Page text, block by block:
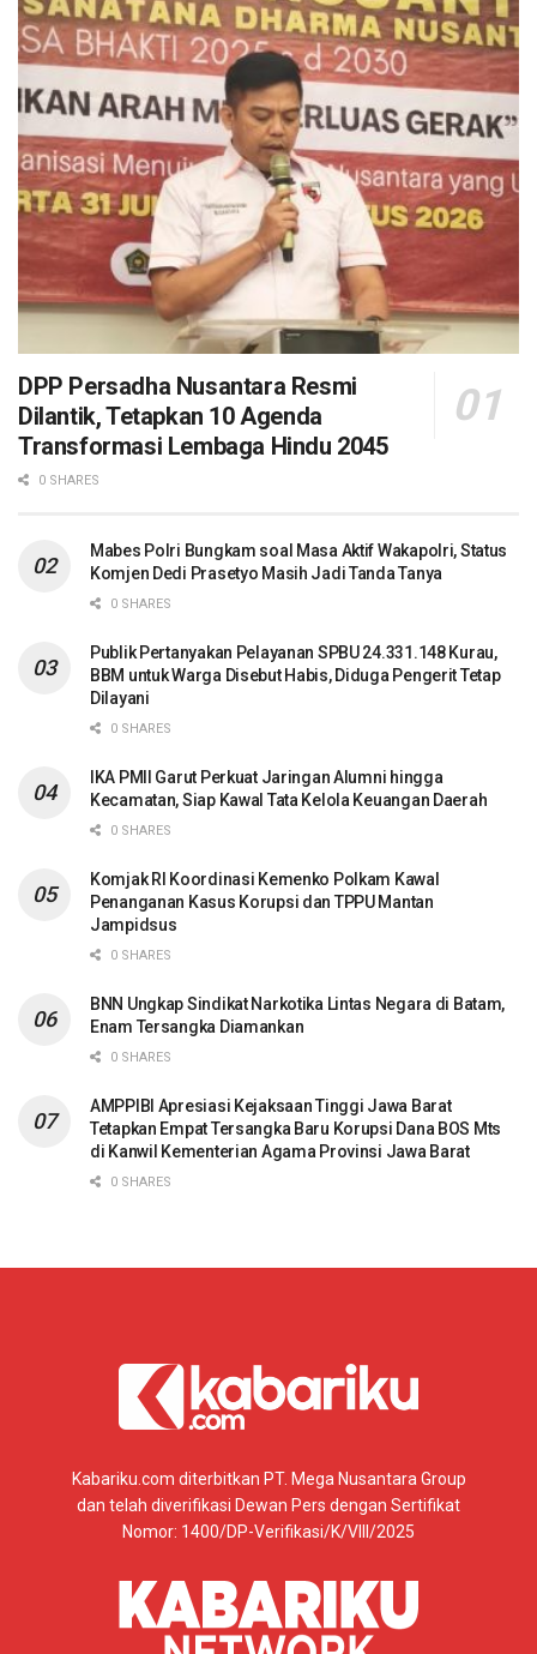
DPP Persadha Nusantara Resmi
Dilantik, Tetapkan 10 Agenda
Transformasi Lembaga Hindu 2045
0 SHARES
Mabes Polri Bungkam soal Masa Aktif Wakapolri, Status
Komjen Dedi Prasetyo Masih Jadi Tanda Tanya
0 SHARES
Publik Pertanyakan Pelayanan SPBU 24.331.148 Kurau,
BBM untuk Warga Disebut Habis, Diduga Pengerit Tetap
Dilayani
0 SHARES
IKA PMII Garut Perkuat Jaringan Alumni hingga
Kecamatan, Siap Kawal Tata Kelola Keuangan Daerah
0 SHARES
Komjak RI Koordinasi Kemenko Polkam Kawal
Penanganan Kasus Korupsi dan TPPU Mantan
Jampidsus
0 SHARES
BNN Ungkap Sindikat Narkotika Lintas Negara di Batam,
Enam Tersangka Diamankan
0 SHARES
AMPPIBI Apresiasi Kejaksaan Tinggi Jawa Barat
Tetapkan Empat Tersangka Baru Korupsi Dana BOS Mts
di Kanwil Kementerian Agama Provinsi Jawa Barat
0 SHARES
Kabariku.com diterbitkan PT. Mega Nusantara Group
dan telah diverifikasi Dewan Pers dengan Sertifikat
Nomor: 1400/DP-Verifikasi/K/VIII/2025